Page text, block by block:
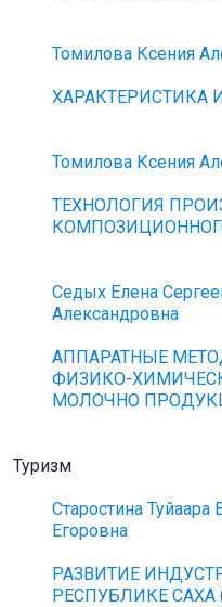
Томилова Ксения
ХАРАКТЕРИСТИКА
Томилова Ксения
ТЕХНОЛОГИЯ
Седых Елена
Александровна
АППАРАТНЫЕ
ФИЗИКО-
МОЛОЧНО
Туризм
Старостина Туйаара
Егоровна
РАЗВИТИЕ
РЕСПУБЛИКЕ САХА